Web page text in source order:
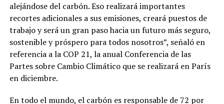
alejándose del carbón. Eso realizará importantes
recortes adicionales a sus emisiones, creará puestos de
trabajo y será un gran paso hacia un futuro más seguro,
sostenible y próspero para todos nosotros”, señaló en
referencia a la COP 21, la anual Conferencia de las
Partes sobre Cambio Climático que se realizará en París
en diciembre.
En todo el mundo, el carbón es responsable de 72 por